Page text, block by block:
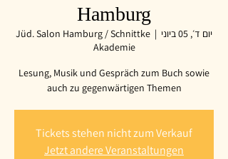
Hamburg
יום ד׳, 05 ביוני
  |
Jüd. Salon Hamburg / Schnittke
Akademie
Lesung, Musik und Gespräch zum Buch sowie
auch zu gegenwärtigen Themen
Tickets stehen nicht zum Verkauf
Jetzt andere Veranstaltungen